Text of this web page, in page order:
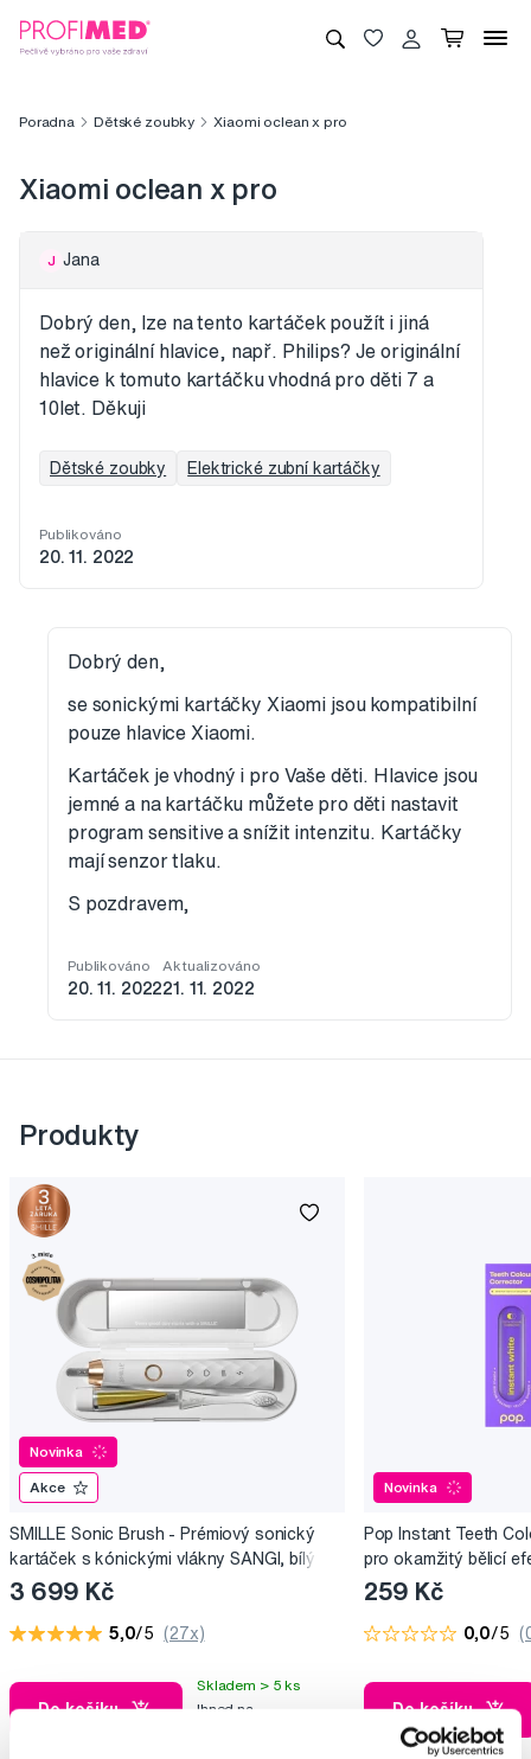
Poradna Dětské zoubky Xiaomi oclean x pro
Xiaomi oclean x pro
J Jana
Dobrý den, lze na tento kartáček použít i jiná
než originální hlavice, např. Philips? Je originální
hlavice k tomuto kartáčku vhodná pro děti 7 a
10let. Děkuji
Dětské zoubky Elektrické zubní kartáčky
Publikováno
20. 11. 2022
Dobrý den,
se sonickými kartáčky Xiaomi jsou kompatibilní
pouze hlavice Xiaomi.
Kartáček je vhodný i pro Vaše děti. Hlavice jsou
jemné a na kartáčku můžete pro děti nastavit
program sensitive a snížit intenzitu. Kartáčky
mají senzor tlaku.
S pozdravem,
Publikováno
20. 11. 2022
Aktualizováno
21. 11. 2022
Produkty
Novinka
Akce
SMILLE Sonic Brush - Prémiový sonický
kartáček s kónickými vlákny SANGI, bílý
3 699 Kč
5,0/5 (27x)
Do košíku
Skladem > 5 ks
Ihned na
Novinka
Pop Instant Teeth
pro okamžitý bělicí
259 Kč
0,0/5
Do košíku